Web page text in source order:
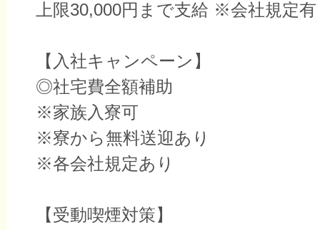
上限30,000円まで支給 ※会社規定
【入社キャンペーン】
◎社宅費全額補助
※家族入寮可
※寮から無料送迎あり
※各会社規定あり
【受動喫煙対策】